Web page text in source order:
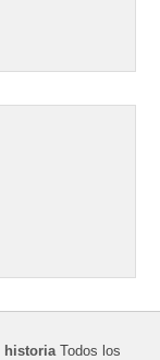
historiaTodos los